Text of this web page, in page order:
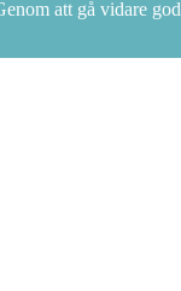
att gå vidare